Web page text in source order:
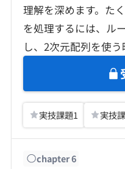
理解を深めます。た
を処理するには、ル
し、2次元配列を使う
実技課題1 実技
chapter6